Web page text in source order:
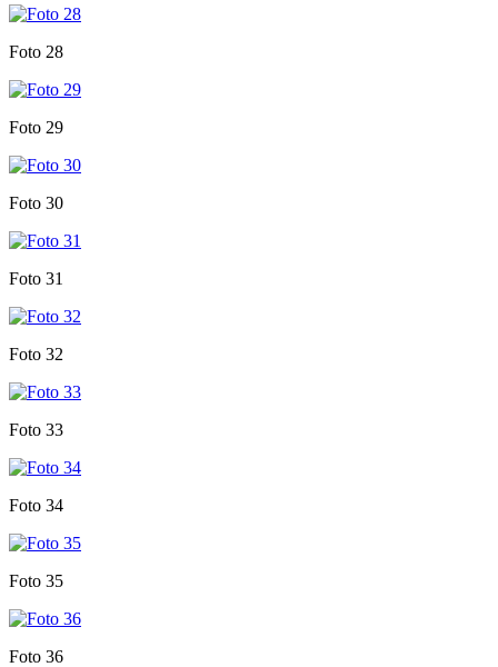
Foto 28
Foto 29
Foto 30
Foto 31
Foto 32
Foto 33
Foto 34
Foto 35
Foto 36